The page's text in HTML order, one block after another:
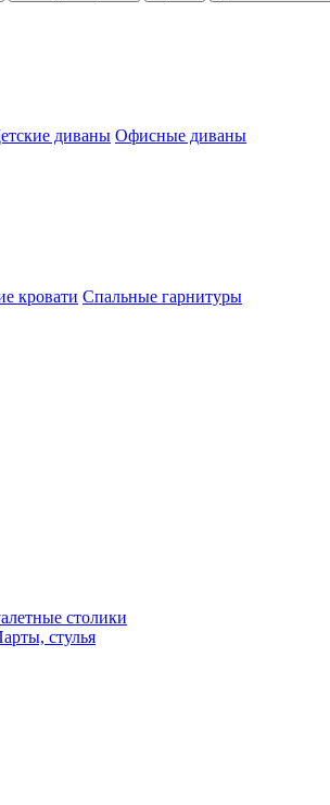
диваны Офисные диваны
кровати Спальные гарнитуры
столики
стулья